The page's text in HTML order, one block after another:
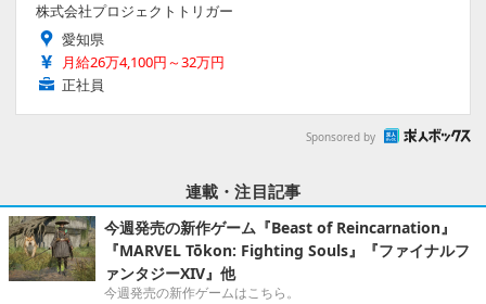
株式会社プロジェクトトリガー
愛知県
月給26万4,100円～32万円
正社員
Sponsored by
連載・注目記事
今週発売の新作ゲーム『Beast of Reincarnation』
『MARVEL Tōkon: Fighting Souls』『ファイナルフ
ァンタジーXIV』他
今週発売の新作ゲームはこちら。